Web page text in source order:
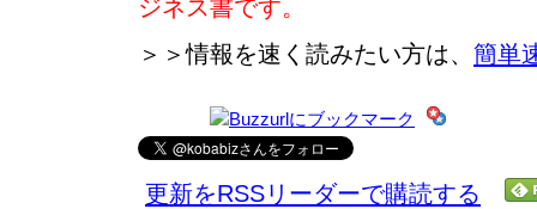
ジネス書です。
＞＞情報を速く読みたい方は、 簡単
更新をRSSリーダーで購読する